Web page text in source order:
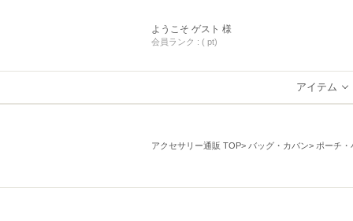
ようこそ ゲスト 様
会員ランク : ( pt)
アイテム
アクセサリー通販 TOP バッグ・カバン ポーチ・